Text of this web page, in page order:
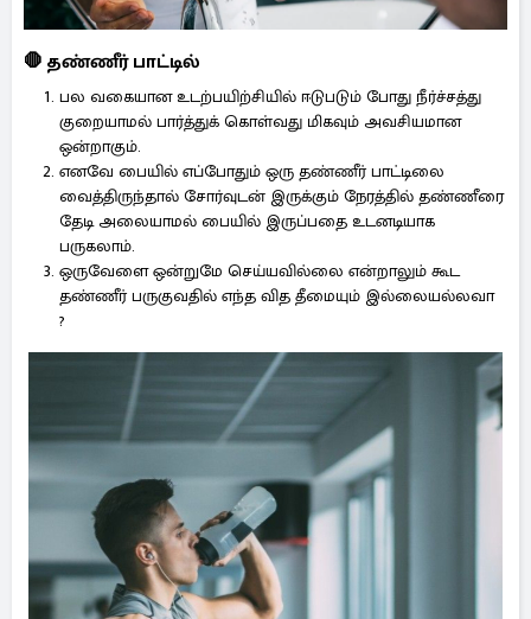
🛑 தண்ணீர் பாட்டில்
பல வகையான உடற்பயிற்சியில் ஈடுபடும் போது நீர்ச்சத்து
குறையாமல் பார்த்துக் கொள்வது மிகவும் அவசியமான
ஒன்றாகும்.
எனவே பையில் எப்போதும் ஒரு தண்ணீர் பாட்டிலை
வைத்திருந்தால் சோர்வுடன் இருக்கும் நேரத்தில் தண்ணீரை
தேடி அலையாமல் பையில் இருப்பதை உடனடியாக
பருகலாம்.
ஒருவேளை ஒன்றுமே செய்யவில்லை என்றாலும் கூட
தண்ணீர் பருகுவதில் எந்த வித தீமையும் இல்லையல்லவா
?